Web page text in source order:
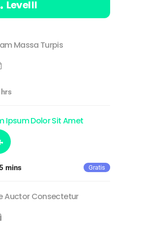
Level II
Massa Turpis
Ipsum Dolor Sit Amet
Gratis
mins
Auctor Consectetur